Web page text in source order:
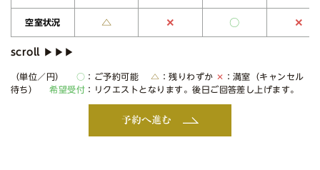
空室状況 △ ✕ ○ ✕
（単位／円） ○ ：ご予約可能 △ ：残りわずか ✕ ：満室（キャンセル
待ち）希望受付 ：リクエストとなります。後日ご回答差し上げます。
予約へ進む